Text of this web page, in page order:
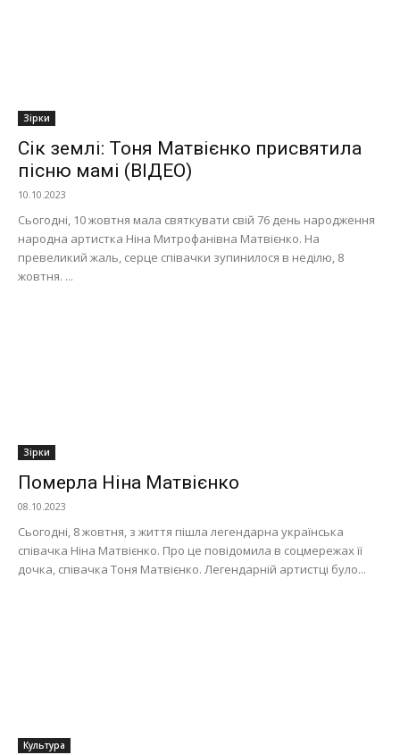
Зірки
Сік землі: Тоня Матвієнко присвятила
пісню мамі (ВІДЕО)
10.10.2023
Сьогодні, 10 жовтня мала святкувати свій 76 день народження
народна артистка Ніна Митрофанівна Матвієнко. На
превеликий жаль, серце співачки зупинилося в неділю, 8
жовтня. ...
Зірки
Померла Ніна Матвієнко
08.10.2023
Сьогодні, 8 жовтня, з життя пішла легендарна українська
співачка Ніна Матвієнко. Про це повідомила в соцмережах її
дочка, співачка Тоня Матвієнко. Легендарній артистці було...
Культура